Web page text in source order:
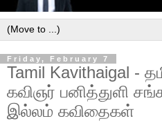
Friday, February 7
Tamil Kavithaigal -
கவிஞர் பனித்துளி
இல்லம் கவிதைகள்